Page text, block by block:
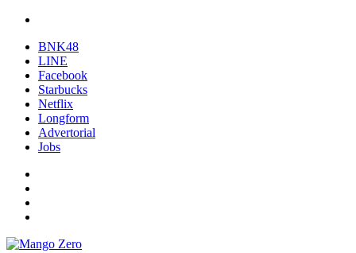
BNK48
LINE
Facebook
Starbucks
Netflix
Longform
Advertorial
Jobs